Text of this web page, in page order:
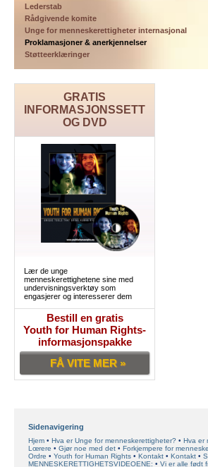
Lederstab
Rådgivende komite
Unge for menneskerettigheter internasjonal
Proklamasjoner & anerkjennelser
Støtteerklæringer
GRATIS
INFORMASJONSSETT
OG DVD
Lær de unge
menneskerettighetene sine med
undervisningsverktøy som
engasjerer og interesserer dem
Bestill en gratis
Youth for Human Rights-
informasjonspakke
FÅ VITE MER »
Sidenavigering
Hjem Hva er Unge for menneskerettigheter?
Hva er
Lœrere
Gjør noe med det Forkjempere for
Ordre
Youth for Human Rights Kontakt Kontakt
MENNESKERETTIGHETSVIDEOENE:
Vi er alle født